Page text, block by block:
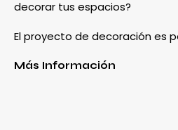
decorar tus espacios?
El proyecto de decoración es
Más Información